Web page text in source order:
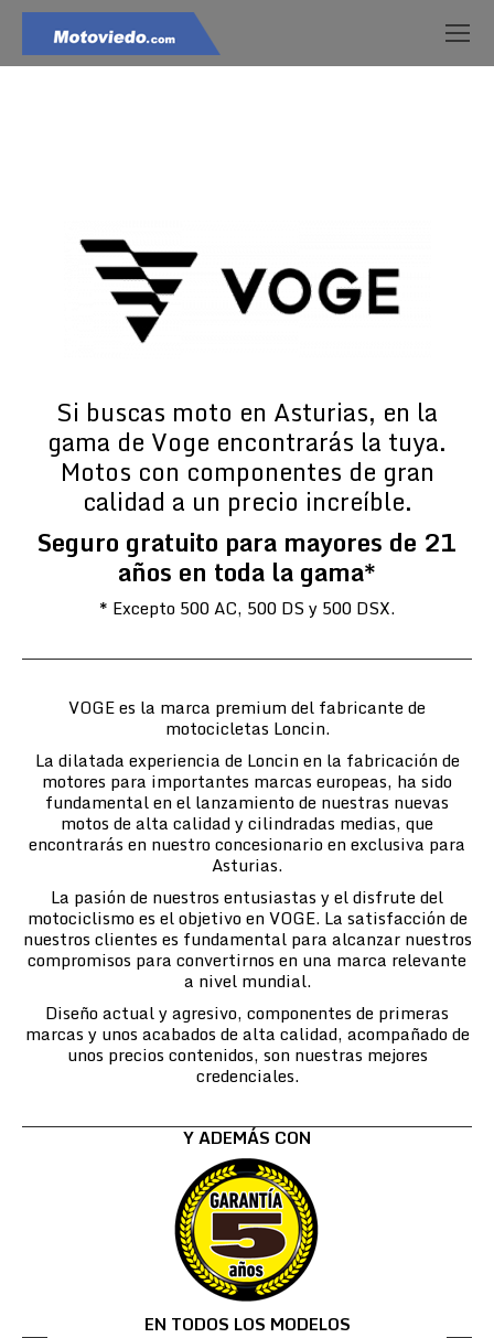
Si buscas moto en Asturias, en la
gama de Voge encontrarás la tuya.
Motos con componentes de gran
calidad a un precio increíble.
Seguro gratuito para mayores de 21
años en toda la gama*
* Excepto 500 AC, 500 DS y 500 DSX.
VOGE es la marca premium del fabricante de
motocicletas Loncin.
La dilatada experiencia de Loncin en la fabricación de
motores para importantes marcas europeas, ha sido
fundamental en el lanzamiento de nuestras nuevas
motos de alta calidad y cilindradas medias, que
encontrarás en nuestro concesionario en exclusiva para
Asturias.
La pasión de nuestros entusiastas y el disfrute del
motociclismo es el objetivo en VOGE. La satisfacción de
nuestros clientes es fundamental para alcanzar nuestros
compromisos para convertirnos en una marca relevante
a nivel mundial.
Diseño actual y agresivo, componentes de primeras
marcas y unos acabados de alta calidad, acompañado de
unos precios contenidos, son nuestras mejores
credenciales.
Y ADEMÁS CON
EN TODOS LOS MODELOS